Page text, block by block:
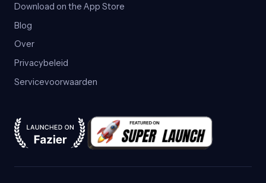
Download on the App Store
Blog
Over
Privacybeleid
Servicevoorwaarden